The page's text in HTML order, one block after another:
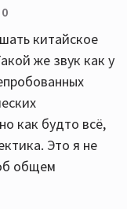
0
китайское
же звук как у
как будто всё,
Это я не
общем